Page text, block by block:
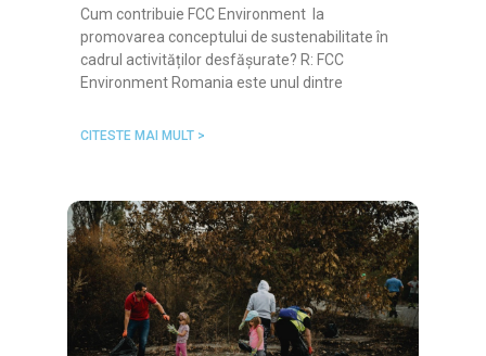
Cum contribuie FCC Environment la
promovarea conceptului de sustenabilitate în
cadrul activităților desfășurate? R: FCC
Environment Romania este unul dintre
CITESTE MAI MULT >